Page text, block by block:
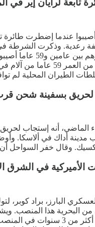
لرايان إير في
عندما إضطرت طائرة
الشرطة أن
عامين بكدمات وشكت
الطيران المحلية لم
بسفينة شحن
جنوب غرب مدينة
وقال خفر
الأميركية في الشرق
البارز، براد كوبر،
من البحرية هذا المنصب.
الأوسط، إريك كوريلا،